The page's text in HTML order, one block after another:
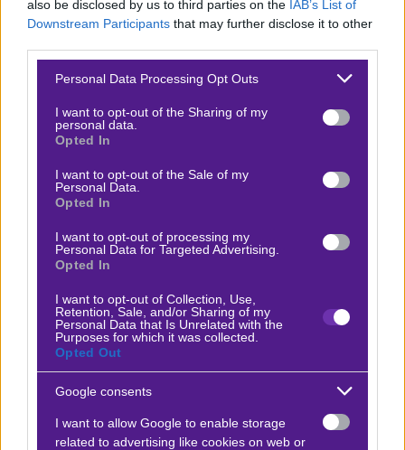
also be disclosed by us to third parties on the IAB’s List of
Downstream Participants that may further disclose it to other
Please note that this website/app uses one or more Google
not limited to your visit or usage behaviour. You may click to
grant or deny consent to Google and its third-party tags to
use your data for below specified purposes in below Google
consent section.
Personal Data Processing Opt Outs
I want to opt-out of the Sharing of my
personal data.
Opted In
I want to opt-out of the Sale of my
Personal Data.
Opted In
I want to opt-out of processing my
Personal Data for Targeted Advertising.
Opted In
I want to opt-out of Collection, Use,
Retention, Sale, and/or Sharing of my
Personal Data that Is Unrelated with the
Purposes for which it was collected.
Opted Out
Google consents
I want to allow Google to enable storage
related to advertising like cookies on web or
έδρας ήττες από Ρόμα και Ουντινέζε.
streaming*;
H COSMOTE TV έχει στην Ελλάδα τα δικαιώματα της
Serie A. Έτσι, η αναμέτρηση θα προβληθεί ζωντανά κι
μπορείς να το παρακολουθήσεις Δωρεάν* παίρνοντας
προσφορά* γνωριμίας με 1 μήνα Cosmote TV
*Ισχύουν όροι και προϋποθέσεις
Προσφορές*
ΒΑΘΜΟΛΟΓΙΕΣ
Βαθμολογίες Ελλάδα - Stoiximan
Super league